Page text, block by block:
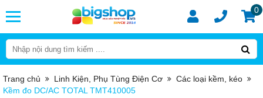
0
Trang chủ Linh Kiện, Phụ Tùng Điện Cơ
Các loại kềm, kéo
Kềm đo DC/AC TOTAL TMT410005